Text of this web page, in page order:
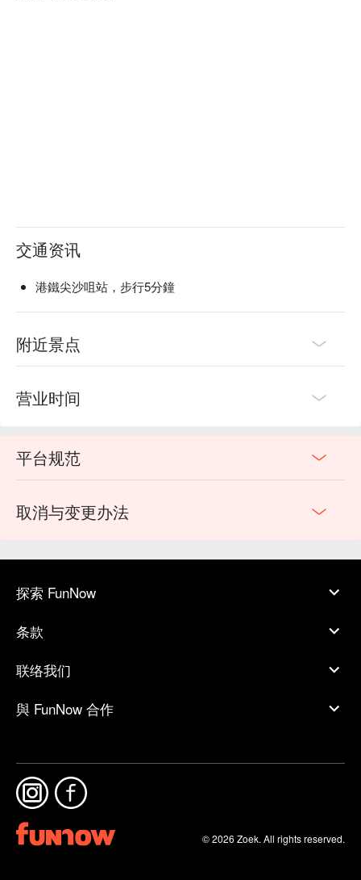
交通资讯
港鐵尖沙咀站，步行5分鐘
附近景点
营业时间
平台规范
取消与变更办法
探索 FunNow
条款
联络我们
與 FunNow 合作
© 2026 Zoek. All rights reserved.